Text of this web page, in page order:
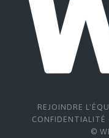
REJOINDRE
CONFIDENTIALITÉ
©